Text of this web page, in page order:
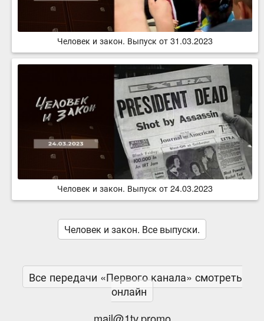
Человек и закон. Выпуск от 31.03.2023
Человек и закон. Выпуск от 24.03.2023
Человек и закон. Все выпуски.
Все передачи «Первого канала» смотреть
онлайн